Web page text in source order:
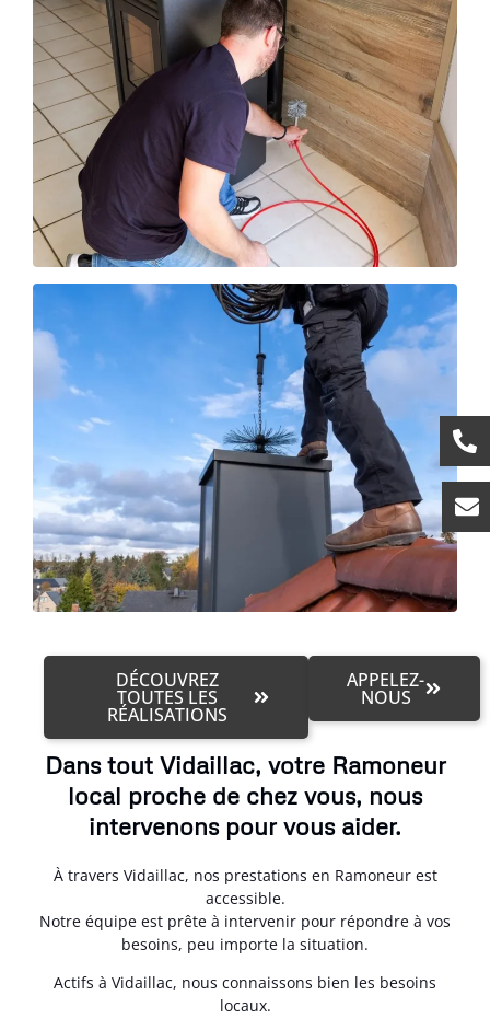
DÉCOUVREZ
TOUTES LES
RÉALISATIONS
APPELEZ-
NOUS
Dans tout Vidaillac, votre Ramoneur
local proche de chez vous, nous
intervenons pour vous aider.
À travers Vidaillac, nos prestations en Ramoneur est
accessible.
Notre équipe est prête à intervenir pour répondre à vos
besoins, peu importe la situation.
Actifs à Vidaillac, nous connaissons bien les besoins
locaux.